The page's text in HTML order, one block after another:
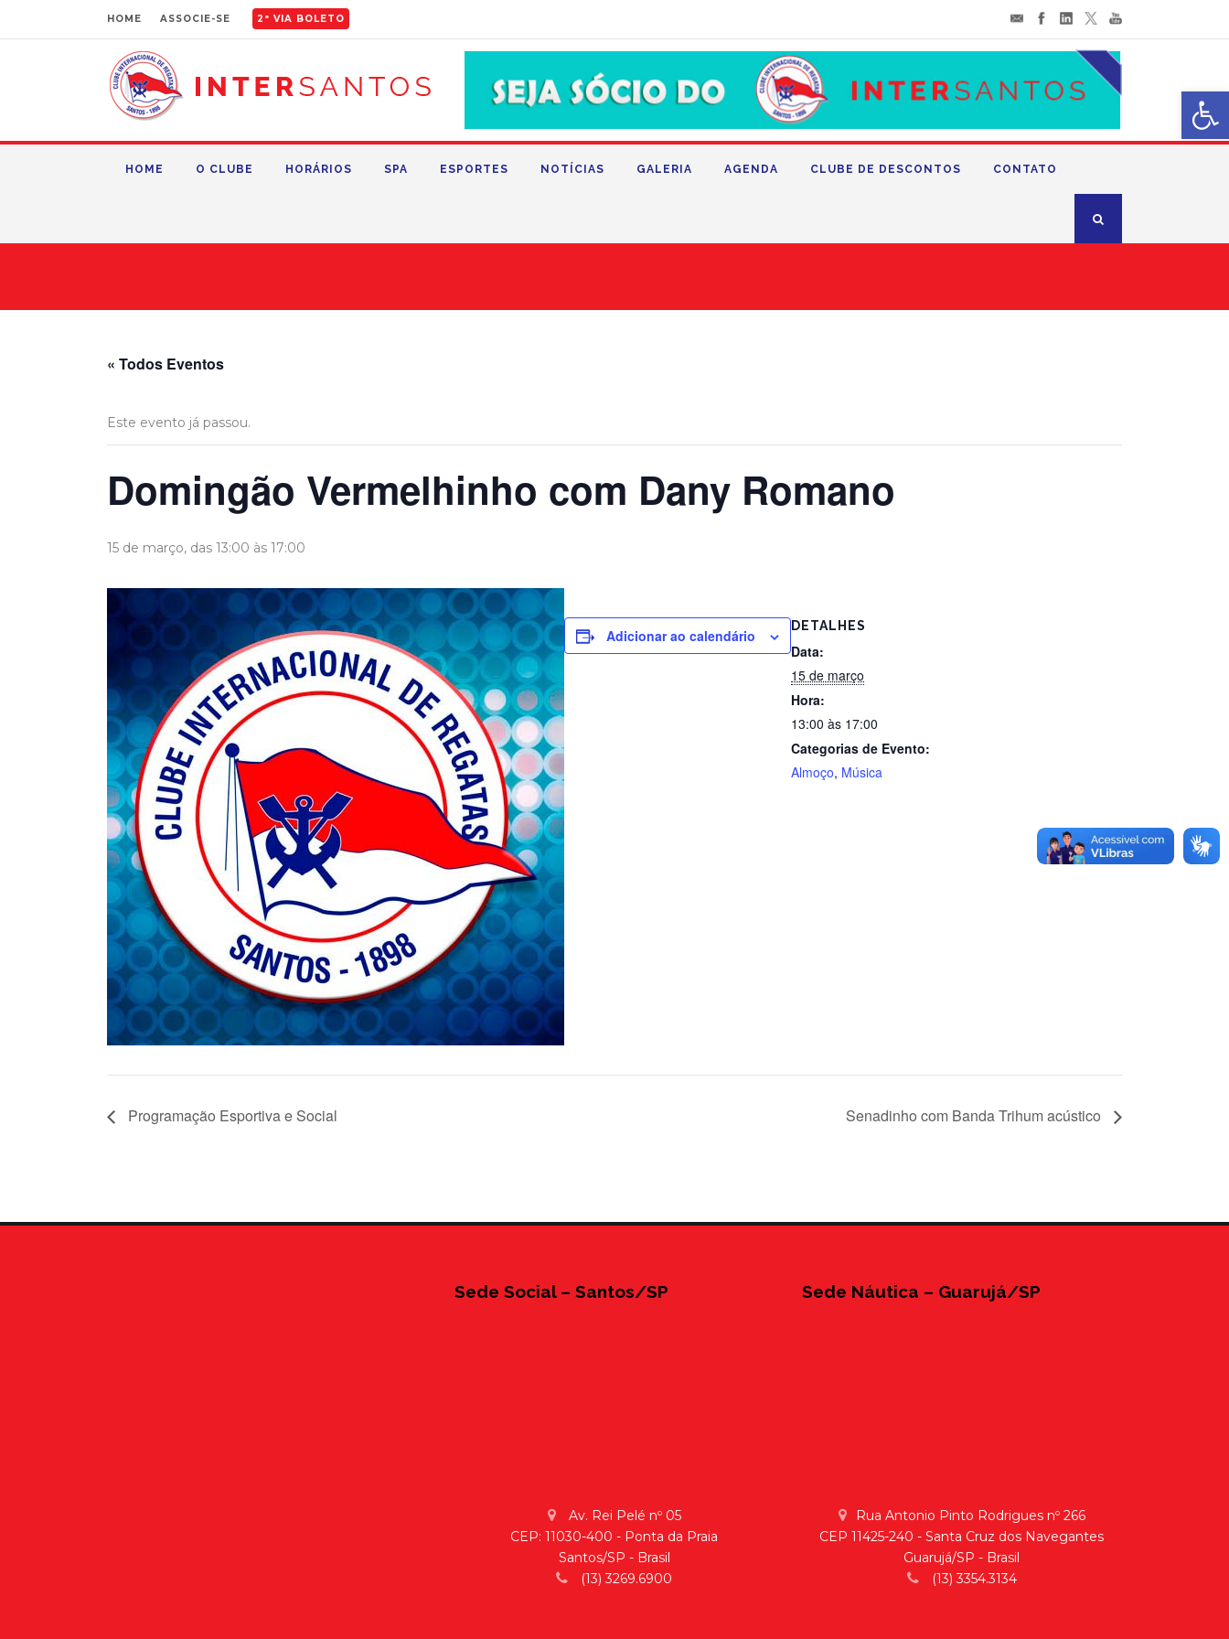
HOME ASSOCIE-SE 2ª VIA BOLETO
HOME O CLUBE HORÁRIOS SPA ESPORTES NOTÍCIAS GALERIA AGENDA CLUBE DE DESCONTOS CONTATO
« Todos Eventos
Este evento já passou.
Domingão Vermelhinho com Dany Romano
15 de março, das 13:00 às 17:00
Adicionar ao calendário
DETALHES
Data:
15 de março
Hora:
13:00 às 17:00
Categorias de Evento:
Almoço, Música
Programação Esportiva e Social Senadinho com Banda Trihum acústico
Sede Social – Santos/SP
Av. Rei Pelé nº 05
CEP: 11030-400 - Ponta da Praia
Santos/SP - Brasil
(13) 3269.6900
Sede Náutica – Guarujá/SP
Rua Antonio Pinto Rodrigues nº 266
CEP 11425-240 - Santa Cruz dos Navegantes
Guarujá/SP - Brasil
(13) 3354.3134
Abrir